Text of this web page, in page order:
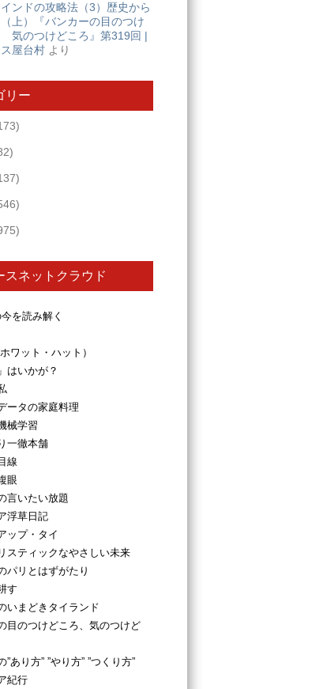
ンドの攻略法（3）歴史から
上）『バンカーの目のつけ
気のつけどころ』第319回 |
屋台村 より
リー
スネットクラウド
を読み解く
ワット・ハット）
はいかが？
ータの家庭料理
械学習
一徹本舗
線
眼
言いたい放題
浮草日記
ップ・タイ
スティックなやさしい未来
パリとはずがたり
す
いまどきタイランド
目のつけどころ、気のつけど
”あり方” ”やり方” ”つくり方”
紀行